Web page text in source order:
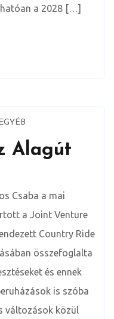
a 2028 […]
Alagút
Csaba a mai
a Joint Venture
Country Ride
összefoglalta
és ennek
is szóba
változások közül